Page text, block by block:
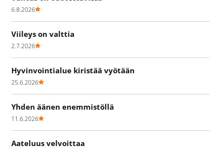
6.8.2026
Viileys on valttia
2.7.2026
Hyvinvointialue kiristää vyötään
25.6.2026
Yhden äänen enemmistöllä
11.6.2026
Aateluus velvoittaa